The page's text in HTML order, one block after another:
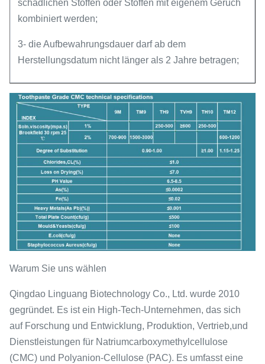
schädlichen Stoffen oder Stoffen mit eigenem Geruch
kombiniert werden;
3- die Aufbewahrungsdauer darf ab dem
Herstellungsdatum nicht länger als 2 Jahre betragen;
Warum Sie uns wählen
Qingdao Linguang Biotechnology Co., Ltd. wurde 2010
gegründet. Es ist ein High-Tech-Unternehmen, das sich
auf Forschung und Entwicklung, Produktion, Vertrieb,und
Dienstleistungen für Natriumcarboxymethylcellulose
(CMC) und Polyanion-Cellulose (PAC). Es umfasst eine